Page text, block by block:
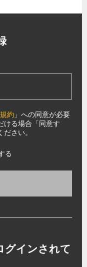
約 」への同意が必要
ける場合「同意す
さい。
る
グインされて